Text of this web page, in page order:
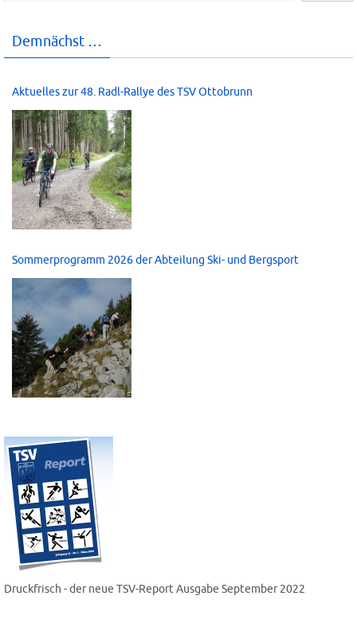
Demnächst …
Aktuelles zur 48. Radl-Rallye des TSV Ottobrunn
Sommerprogramm 2026 der Abteilung Ski- und Bergsport
Druckfrisch - der neue TSV-Report Ausgabe September 2022